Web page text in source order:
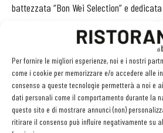
Per fornire le migliori esperienze, noi e i nostri
come i cookie per memorizzare e/o accedere alle
consenso a queste tecnologie permetterà a noi e
dati personali come il comportamento durante la
questo sito e di mostrare annunci (non)
ritirare il consenso può influire negativamente su
battezzata “Bon Wei Selection” e
perché vogliono rappresentare l’identità
selezionatore che non nasconde di avere
riguardo: «Frequento il mondo del whisky
Le aRistoranti- e conto a breve di
selezione personale di malti che propongo
imbottigliamenti di whisky artigianali a